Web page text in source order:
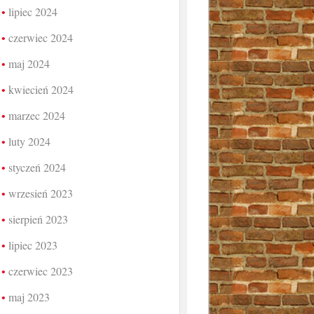
lipiec 2024
czerwiec 2024
maj 2024
kwiecień 2024
marzec 2024
luty 2024
styczeń 2024
wrzesień 2023
sierpień 2023
lipiec 2023
czerwiec 2023
maj 2023